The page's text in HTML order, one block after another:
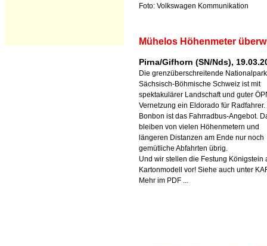
Foto: Volkswagen Kommunikation
Mühelos Höhenmeter
Pirna/Gifhorn (SN/Nds),
Die grenzüberschreitende
Sächsisch-Böhmische Schweiz ist mit
spektakulärer Landschaft und guter
Vernetzung ein Eldorado für Radfahrer.
Bonbon ist das Fahrradbus-Angebot.
bleiben von vielen Höhenmetern und
längeren Distanzen am Ende nur noch
gemütliche Abfahrten übrig.
Und wir stellen die Festung Königstein
Kartonmodell vor! Siehe auch unter
Mehr im PDF ...